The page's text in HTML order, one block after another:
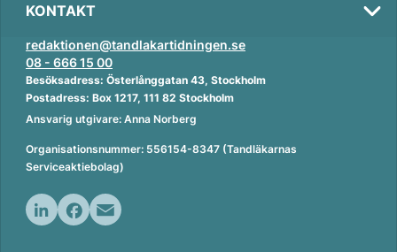
KONTAKT
redaktionen@tandlakartidningen.se
08 - 666 15 00
Besöksadress: Österlånggatan 43, Stockholm
Postadress: Box 1217, 111 82 Stockholm
Ansvarig utgivare: Anna Norberg
Organisationsnummer: 556154-8347 (Tandläkarnas
Serviceaktiebolag)